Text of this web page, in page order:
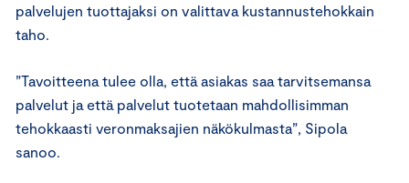
palvelujen tuottajaksi on valittava kustannustehokkain
taho.
”Tavoitteena tulee olla, että asiakas saa tarvitsemansa
palvelut ja että palvelut tuotetaan mahdollisimman
tehokkaasti veronmaksajien näkökulmasta”, Sipola
sanoo.